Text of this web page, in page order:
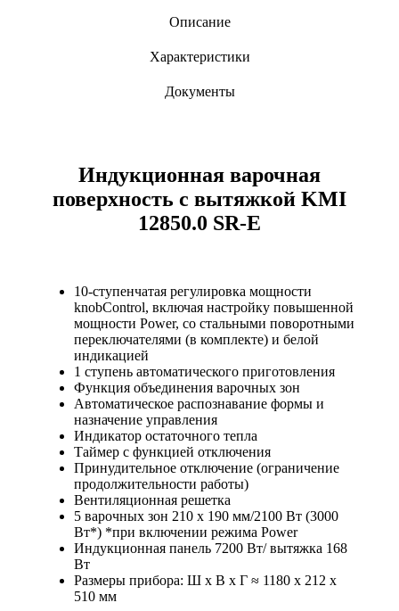
Описание
Характеристики
Документы
Индукционная варочная
поверхность с вытяжкой KMI
12850.0 SR-E
10-ступенчатая регулировка мощности
knobControl, включая настройку повышенной
мощности Power, со стальными поворотными
переключателями (в комплекте) и белой
индикацией
1 ступень автоматического приготовления
Функция объединения варочных зон
Автоматическое распознавание формы и
назначение управления
Индикатор остаточного тепла
Таймер с функцией отключения
Принудительное отключение (ограничение
продолжительности работы)
Вентиляционная решетка
5 варочных зон 210 х 190 мм/2100 Вт (3000
Вт*) *при включении режима Power
Индукционная панель 7200 Вт/ вытяжка 168
Вт
Размеры прибора: Ш x В x Г ≈ 1180 x 212 x
510 мм